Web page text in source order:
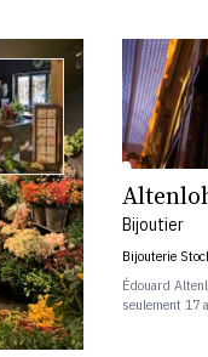
Bijoutier
Bijouterie
Édouard
seulement 17